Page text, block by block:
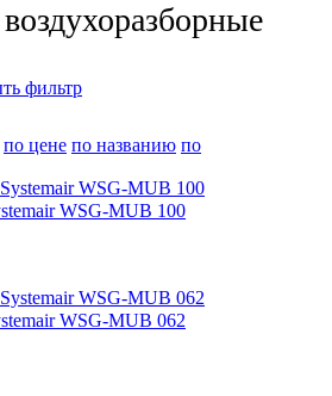
фильтр
по цене по названию по
WSG-MUB 100
WSG-MUB 062